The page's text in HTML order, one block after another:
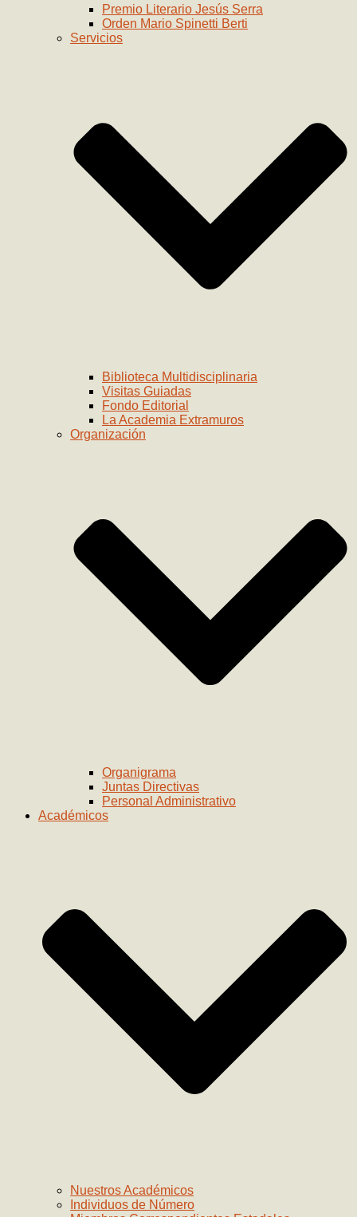
Premio Literario Jesús Serra
Orden Mario Spinetti Berti
Servicios
Biblioteca Multidisciplinaria
Visitas Guiadas
Fondo Editorial
La Academia Extramuros
Organización
Organigrama
Juntas Directivas
Personal Administrativo
Académicos
Nuestros Académicos
Individuos de Número